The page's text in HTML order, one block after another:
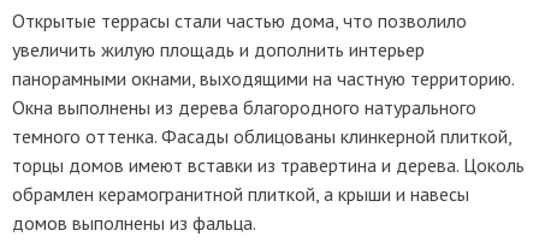
Открытые террасы стали частью дома, что позволило
увеличить жилую площадь и дополнить интерьер
панорамными окнами, выходящими на частную территорию.
Окна выполнены из дерева благородного натурального
темного оттенка. Фасады облицованы клинкерной плиткой,
торцы домов имеют вставки из травертина и дерева. Цоколь
обрамлен керамогранитной плиткой, а крыши и навесы
домов выполнены из фальца.